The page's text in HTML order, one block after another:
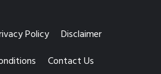
Policy
Disclaimer
Contact Us